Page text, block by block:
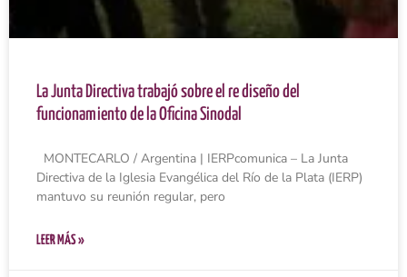
La Junta Directiva trabajó sobre el re diseño del
funcionamiento de la Oficina Sinodal
MONTECARLO / Argentina | IERPcomunica – La Junta
Directiva de la Iglesia Evangélica del Río de la Plata (IERP)
mantuvo su reunión regular, pero
LEER MÁS »